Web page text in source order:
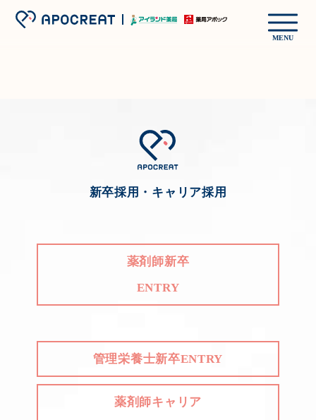
MENU
新卒採用・キャリア採用
薬剤師新卒
ENTRY
管理栄養士新卒ENTRY
薬剤師キャリア